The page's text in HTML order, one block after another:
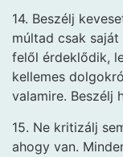
14. Beszélj
múltad csak
felől érdeklődik,
kellemes
valamire. Beszélj
15. Ne kritizálj
ahogy van.